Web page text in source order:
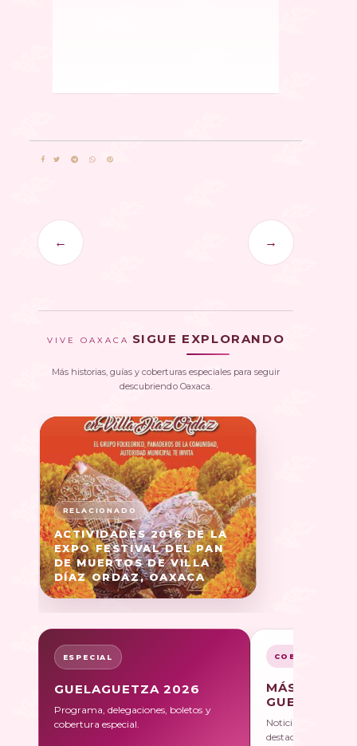
← →
VIVE OAXACA SIGUE EXPLORANDO
Más historias, guías y coberturas especiales para seguir
descubriendo Oaxaca.
ACTIVIDADES 2016 DE LA
EXPO FESTIVAL DEL PAN
DE MUERTOS DE VILLA
DÍAZ ORDAZ, OAXACA
ESPECIAL
GUELAGUETZA 2026
Programa, delegaciones, boletos y
cobertura especial.
COBERTURA
MÁS SOBRE
Noticias, galerías y
destacadas.